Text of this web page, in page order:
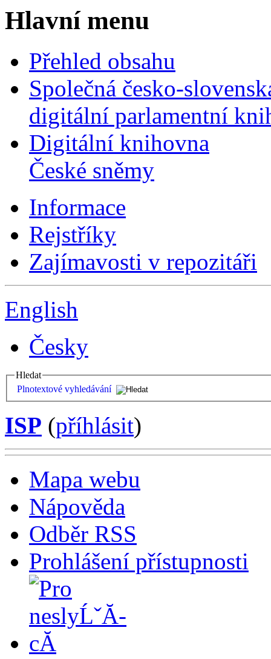
Hlavní menu
Přehled obsahu
Společná česko-
digitální parlamentní
Digitální knihovna
České sněmy
Informace
Rejstříky
Zajímavosti v repozitáři
English
Česky
Hledat
Plnotextové vyhledávání
ISP (příhlásit)
Mapa webu
Nápověda
Odběr RSS
Prohlášení přístupnosti